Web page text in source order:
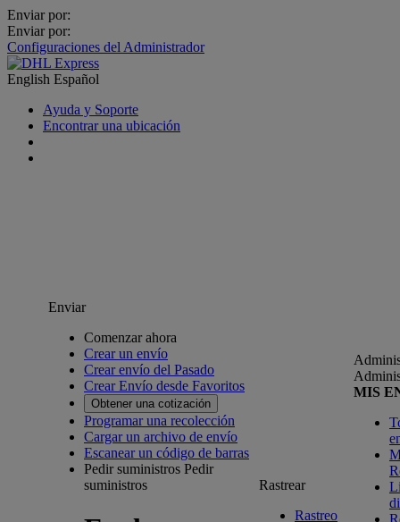
Enviar por:
Enviar por:
Configuraciones del Administrador
English Español
Ayuda y Soporte
Encontrar una ubicación
Enviar
Comenzar ahora
Crear un envío
Crear envío del Pasado
Crear Envío desde Favoritos
Obtener una cotización
Programar una recolección
Cargar un archivo de envío
Escanear un código de barras
Pedir suministros Pedir
suministros
Rastrear
Rastreo
MIS